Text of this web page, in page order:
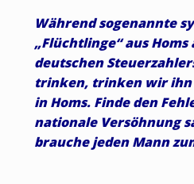
Während sogenannte
„Flüchtlinge“ aus Homs
deutschen
trinken, trinken wir ihn
in Homs. Finde den
nationale Versöhnung
brauche jeden Mann